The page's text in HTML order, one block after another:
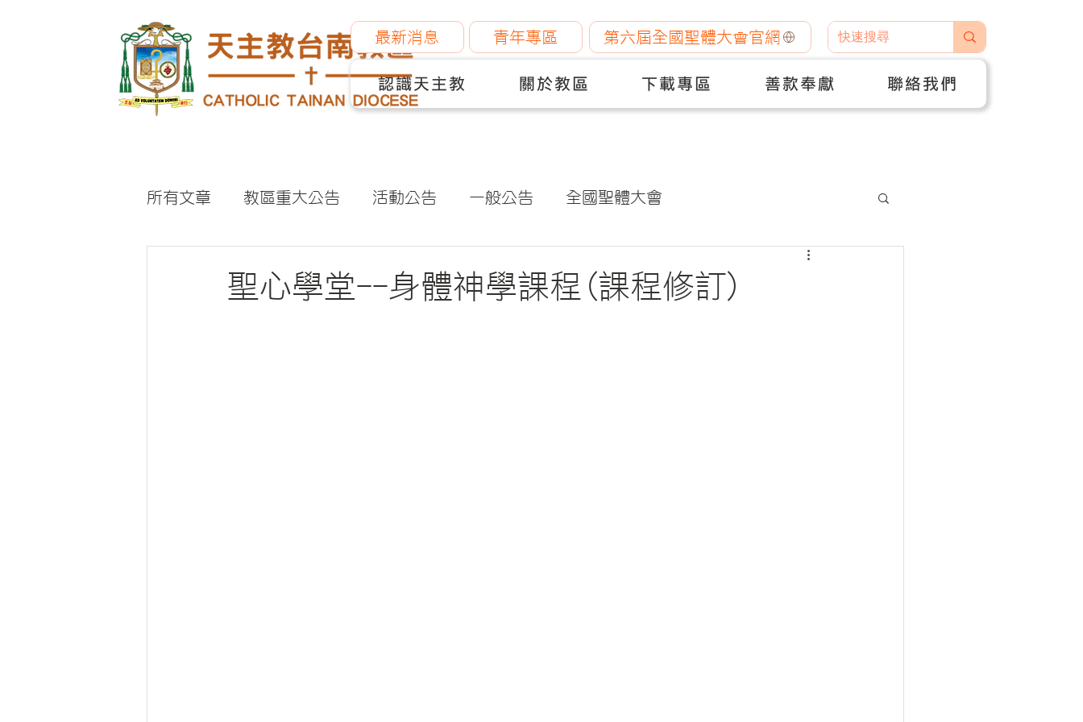
最新消息 青年專區 第六屆全國聖體大會官網
認識天主教 關於教區 下載專區 善款奉獻 聯絡我們
所有文章 教區重大公告 活動公告 一般公告 全國聖體大會
聖心學堂--身體神學課程(課程修訂)